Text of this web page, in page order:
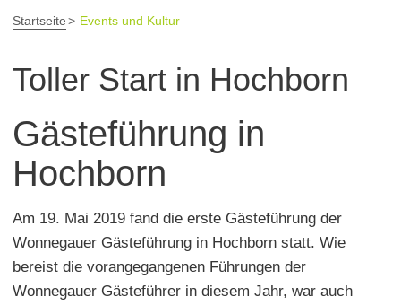
Startseite Events und Kultur
Toller Start in Hochborn
Gästeführung in
Hochborn
Am 19. Mai 2019 fand die erste Gästeführung der
Wonnegauer Gästeführung in Hochborn statt. Wie
bereist die vorangegangenen Führungen der
Wonnegauer Gästeführer in diesem Jahr, war auch